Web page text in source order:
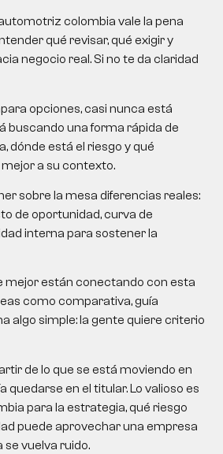
colombia vale la pena
qué revisar, qué exigir y
negocio real. Si no te da claridad
opciones, casi nunca está
buscando una forma rápida de
dónde está el riesgo y qué
a su contexto.
sobre la mesa diferencias reales:
de oportunidad, curva de
interna para sostener la
mejor están conectando con esta
como comparativa, guía
algo simple: la gente quiere criterio
de lo que se está moviendo en
quedarse en el titular. Lo valioso es
para la estrategia, qué riesgo
puede aprovechar una empresa
vuelva ruido.